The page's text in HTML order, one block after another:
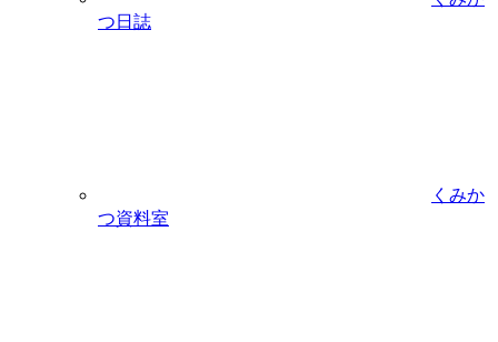
つ日誌
くみか
つ資料室